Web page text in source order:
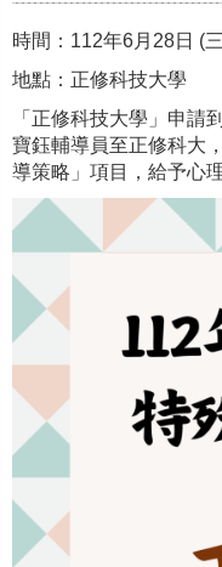
時間：112年6月28日 (
地點：正修科技大學
「正修科技大學」申請
寶鈺輔導員至正修科大
導策略」項目，給予心